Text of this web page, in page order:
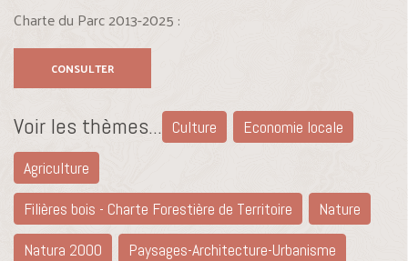
Charte du Parc 2013-2025 :
CONSULTER
Voir les thèmes... Culture
Economie locale
Agriculture
Filières bois - Charte Forestière de Territoire
Nature
Natura 2000
Paysages-Architecture-Urbanisme